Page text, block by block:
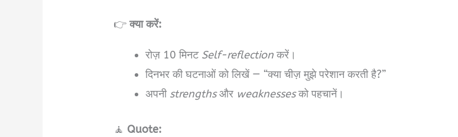
👉क्या करें:
रोज़ 10 मिनट Self-reflectionकरें।
दिनभर की घटनाओं को लिखें — “क्या चीज़ मुझे परेशान करती है?”
अपनी strengthsऔर weaknessesको पहचानें।
🧘 Quote: